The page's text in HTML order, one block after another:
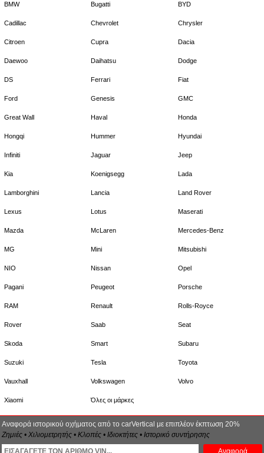
BMW Bugatti BYD
Cadillac Chevrolet Chrysler
Citroen Cupra Dacia
Daewoo Daihatsu Dodge
DS Ferrari Fiat
Ford Genesis GMC
Great Wall Haval Honda
Hongqi Hummer Hyundai
Infiniti Jaguar Jeep
Kia Koenigsegg Lada
Lamborghini Lancia Land Rover
Lexus Lotus Maserati
Mazda McLaren Mercedes-Benz
MG Mini Mitsubishi
NIO Nissan Opel
Pagani Peugeot Porsche
RAM Renault Rolls-Royce
Rover Saab Seat
Skoda Smart Subaru
Suzuki Tesla Toyota
Vauxhall Volkswagen Volvo
Xiaomi Όλες οι μάρκες
Αναφορά ιστορικού οχήματος από το carVertical με επιπλέον έκπτωση 20%
Ζημιές • Χιλιομετρητής • Κλοπές • Ιδιοκτήτες • Ιστορικό συντήρησης